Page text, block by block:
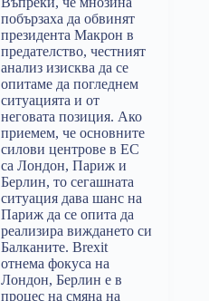
побързаха да обвинят
президента Макрон в
предателство, честният
анализ изисква да се
опитаме да погледнем
ситуацията и от
неговата позиция. Ако
приемем, че основните
силови центрове в ЕС
са Лондон, Париж и
Берлин, то сегашната
ситуация дава шанс на
Париж да се опита да
реализира виждането си
Балканите. Brexit
отнема фокуса на
Лондон, Берлин е в
процес на смяна на